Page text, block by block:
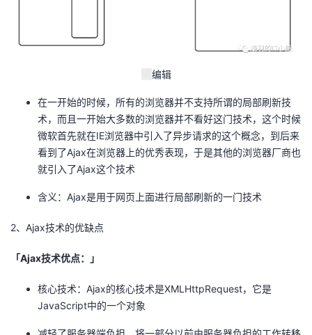
编辑
在一开始的时候，所有的浏览器并不支持所谓的局部刷新技
术，而且一开始大多数的浏览器并不看好这门技术，这个时候
微软首先就在IE浏览器中引入了异步请求的这个概念，到后来
看到了Ajax在浏览器上的优秀表现，于是其他的浏览器厂商也
就引入了Ajax这个技术
含义：Ajax是用于网页上面进行局部刷新的一门技术
2、Ajax技术的优缺点
「Ajax技术优点：」
核心技术：Ajax的核心技术是XMLHttpRequest，它是
JavaScript中的一个对象